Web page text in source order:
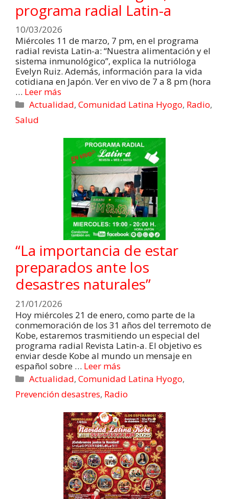
programa radial Latin-a
10/03/2026
Miércoles 11 de marzo, 7 pm, en el programa
radial revista Latin-a: “Nuestra alimentación y el
sistema inmunológico”, explica la nutrióloga
Evelyn Ruiz. Además, información para la vida
cotidiana en Japón. Ver en vivo de 7 a 8 pm (hora
… Leer más
Actualidad,Comunidad Latina Hyogo, Radio,
Salud
“La importancia de estar
preparados ante los
desastres naturales”
21/01/2026
Hoy miércoles 21 de enero, como parte de la
conmemoración de los 31 años del terremoto de
Kobe, estaremos trasmitiendo un especial del
programa radial Revista Latin-a. El objetivo es
enviar desde Kobe al mundo un mensaje en
español sobre … Leer más
Actualidad,Comunidad Latina Hyogo,
Prevención desastres, Radio